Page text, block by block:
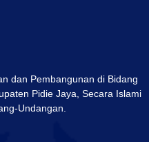
dan Pembangunan di Bidang
Pidie Jaya, Secara Islami
Undangan.